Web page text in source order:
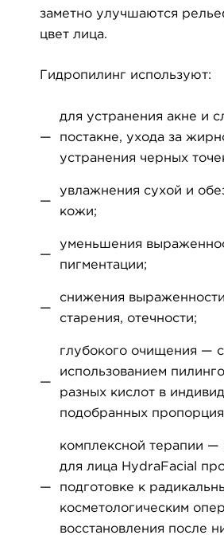
заметно улучшаются
цвет лица.
Гидропилинг используют:
для устранения акне и
постакне, ухода за
устранения черных
увлажнения сухой и
кожи;
уменьшения
пигментации;
снижения
старения, отечности;
глубокого очищения — с
использованием
разных кислот в
подобранных
комплексной терапии —
для лица HydraFacial
подготовке к
косметологическим
восстановления после